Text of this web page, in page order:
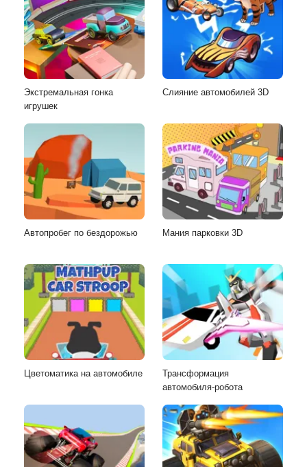
Экстремальная гонка
игрушек
Слияние автомобилей 3D
Автопробег по бездорожью Мания парковки 3D
Цветоматика на автомобиле
Трансформация
автомобиля-робота